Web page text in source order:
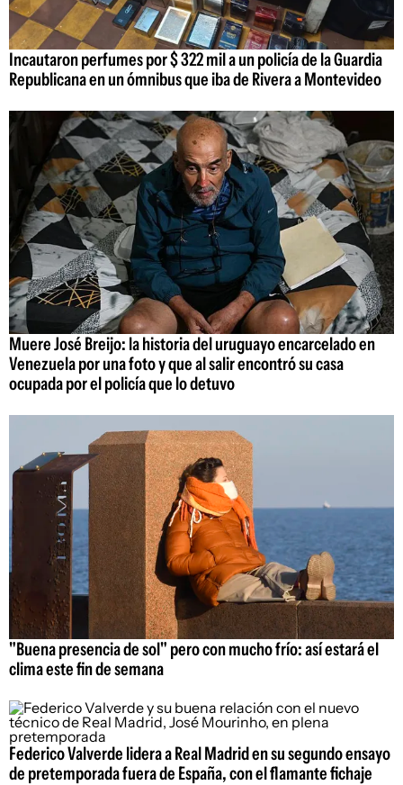
Incautaron perfumes por $ 322 mil a un policía de la Guardia
Republicana en un ómnibus que iba de Rivera a Montevideo
Muere José Breijo: la historia del uruguayo encarcelado en
Venezuela por una foto y que al salir encontró su casa
ocupada por el policía que lo detuvo
"Buena presencia de sol" pero con mucho frío: así estará el
clima este fin de semana
Federico Valverde lidera a Real Madrid en su segundo ensayo
de pretemporada fuera de España, con el flamante fichaje